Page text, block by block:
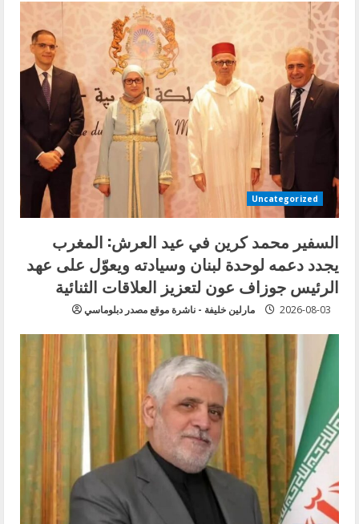
Uncategorized
السفير محمد كرين في عيد العرش: المغرب
يجدد دعمه لوحدة لبنان وسيادته ويعوّل على عهد
الرئيس جوزاف عون لتعزيز العلاقات الثنائية
مارلين خليفة - ناشرة موقع مصدر دبلوماسي 2026-08-03